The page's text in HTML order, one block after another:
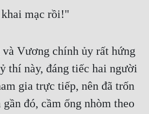
mạc rồi!"
Vương chính ủy rất hứng
thí này, đáng tiếc hai người
gia trực tiếp, nên đã trốn
đó, cầm ống nhòm theo